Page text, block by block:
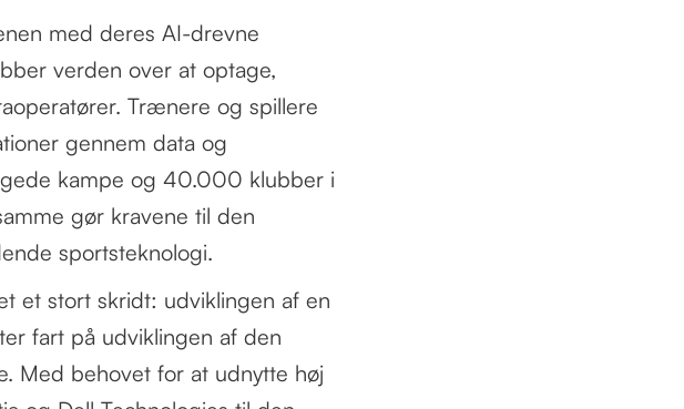
med deres AI-drevne
verden over at optage,
Trænere og spillere
gennem data og
kampe og 40.000 klubber i
gør kravene til den
sportsteknologi.
et stort skridt: udviklingen af en
fart på udviklingen af den
Med behovet for at udnytte høj